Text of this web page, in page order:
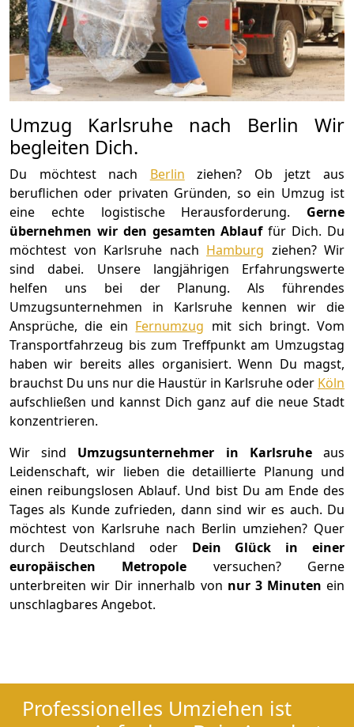
Umzug Karlsruhe nach Berlin Wir
begleiten Dich.
Du möchtest nach Berlin ziehen? Ob jetzt aus
beruflichen oder privaten Gründen, so ein Umzug ist
eine echte logistische Herausforderung. Gerne
übernehmen wir den gesamten Ablauffür Dich. Du
möchtest von Karlsruhe nach Hamburg ziehen? Wir
sind dabei. Unsere langjährigen Erfahrungswerte
helfen uns bei der Planung. Als führendes
Umzugsunternehmen in Karlsruhe kennen wir die
Ansprüche, die ein Fernumzug mit sich bringt. Vom
Transportfahrzeug bis zum Treffpunkt am Umzugstag
haben wir bereits alles organisiert. Wenn Du magst,
brauchst Du uns nur die Haustür in Karlsruhe oder Köln
aufschließen und kannst Dich ganz auf die neue Stadt
konzentrieren.
Wir sind Umzugsunternehmer in Karlsruheaus
Leidenschaft, wir lieben die detaillierte Planung und
einen reibungslosen Ablauf. Und bist Du am Ende des
Tages als Kunde zufrieden, dann sind wir es auch. Du
möchtest von Karlsruhe nach Berlin umziehen? Quer
durch Deutschland oder Dein Glück in einer
europäischen Metropole versuchen? Gerne
unterbreiten wir Dir innerhalb von nur 3 Minuten ein
unschlagbares Angebot.
Professionelles Umziehen ist